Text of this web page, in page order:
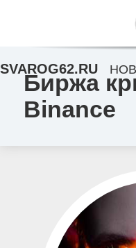
Биржа
Binance
SVAROG62.RU